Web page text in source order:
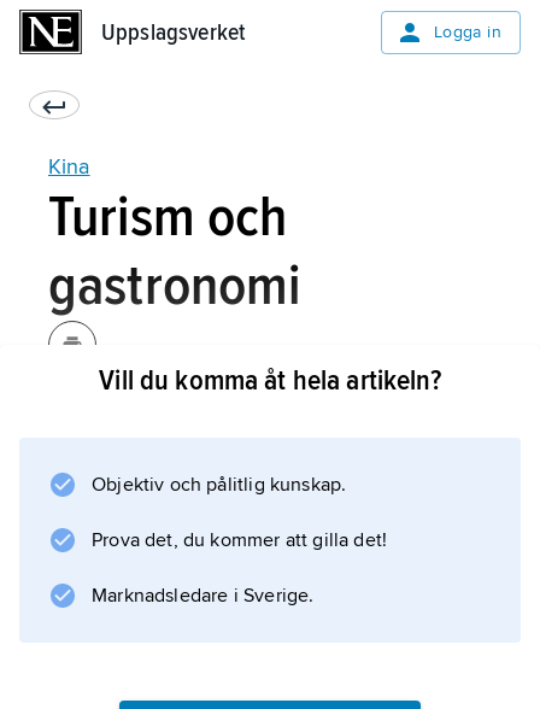
Uppslagsverket Logga in
Kina
Turism och
gastronomi
ekonomiska planeringen förrän 1997, då den
gavs en prioriterad ställning. År 2015 besöktes
landet av cirka 58 miljoner turister, vilket gör
Frankrike och USA. 1997–2012 ökade antalet
Vill du komma åt hela artikeln?
Objektiv och pålitlig kunskap.
Prova det, du kommer att gilla det!
Marknadsledare i Sverige.